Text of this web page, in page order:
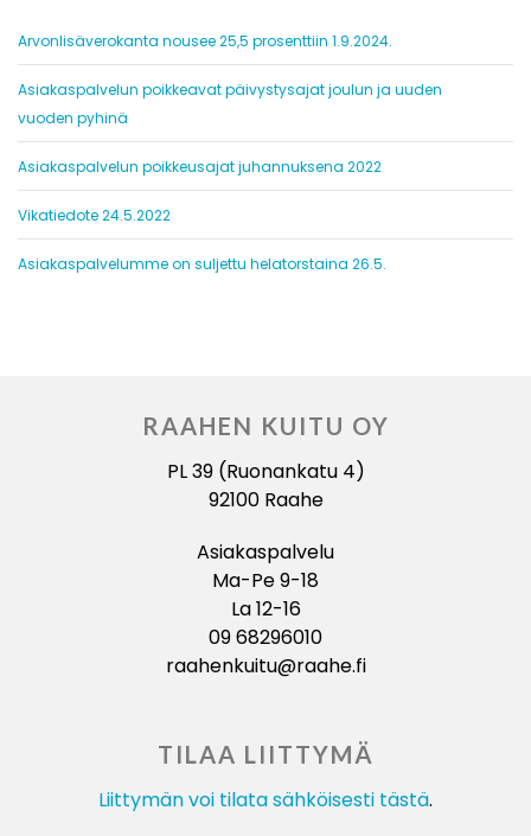
Arvonlisäverokanta nousee 25,5 prosenttiin 1.9.2024.
Asiakaspalvelun poikkeavat päivystysajat joulun ja uuden
vuoden pyhinä
Asiakaspalvelun poikkeusajat juhannuksena 2022
Vikatiedote 24.5.2022
Asiakaspalvelumme on suljettu helatorstaina 26.5.
RAAHEN KUITU OY
PL 39 (Ruonankatu 4)
92100 Raahe
Asiakaspalvelu
Ma-Pe 9-18
La 12-16
09 68296010
raahenkuitu@raahe.fi
TILAA LIITTYMÄ
Liittymän voi tilata sähköisesti tästä.